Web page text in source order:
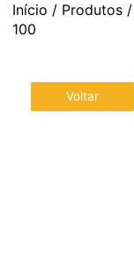
Início / Produtos/
100
Voltar